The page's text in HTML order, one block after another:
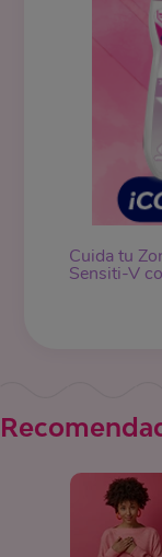
Cuida tu
Sensiti-V